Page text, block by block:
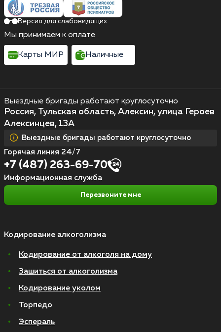
Кодирование алкоголизма
Кодирование от алкоголя на дому
Зашиться от алкоголизма
Кодирование уколом
Торпедо
Эспераль
Выездные бригады работают круглосуточно
Россия, Тульская область, Алексин, улица Героев
Алексинцев, 13А
Выездные бригады работают круглосуточно
Горячая линия 24/7
+7 (487) 263-69-70
Информационная служба
Перезвоните мне
Версия для слабовидящих
Мы принимаем к оплате
Карты МИР Наличные